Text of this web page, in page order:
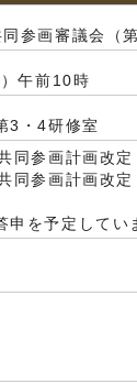
参画審議会（
午前10時
3・4研修室
同参画計画改
同参画計画改
を予定してい